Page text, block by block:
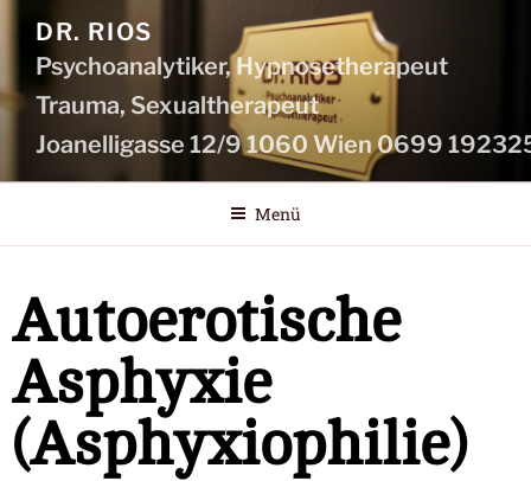
DR. RIOS
Psychoanalytiker, Hypnosetherapeut
Menü
Autoerotische
Asphyxie
(Asphyxiophilie)